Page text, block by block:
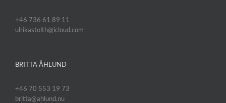
+46 736 61 89 11
ulrikastolth@icloud.com
BRITTA ÅHLUND
+46 70 553 19 73
britta@ahlund.nu